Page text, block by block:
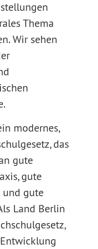
Thema
Wir sehen
modernes,
das
gute
gute
gute
Land Berlin